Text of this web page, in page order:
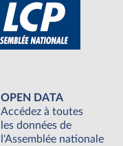
OPEN DATA
Accédez à toutes
les données de
l'Assemblée nationale